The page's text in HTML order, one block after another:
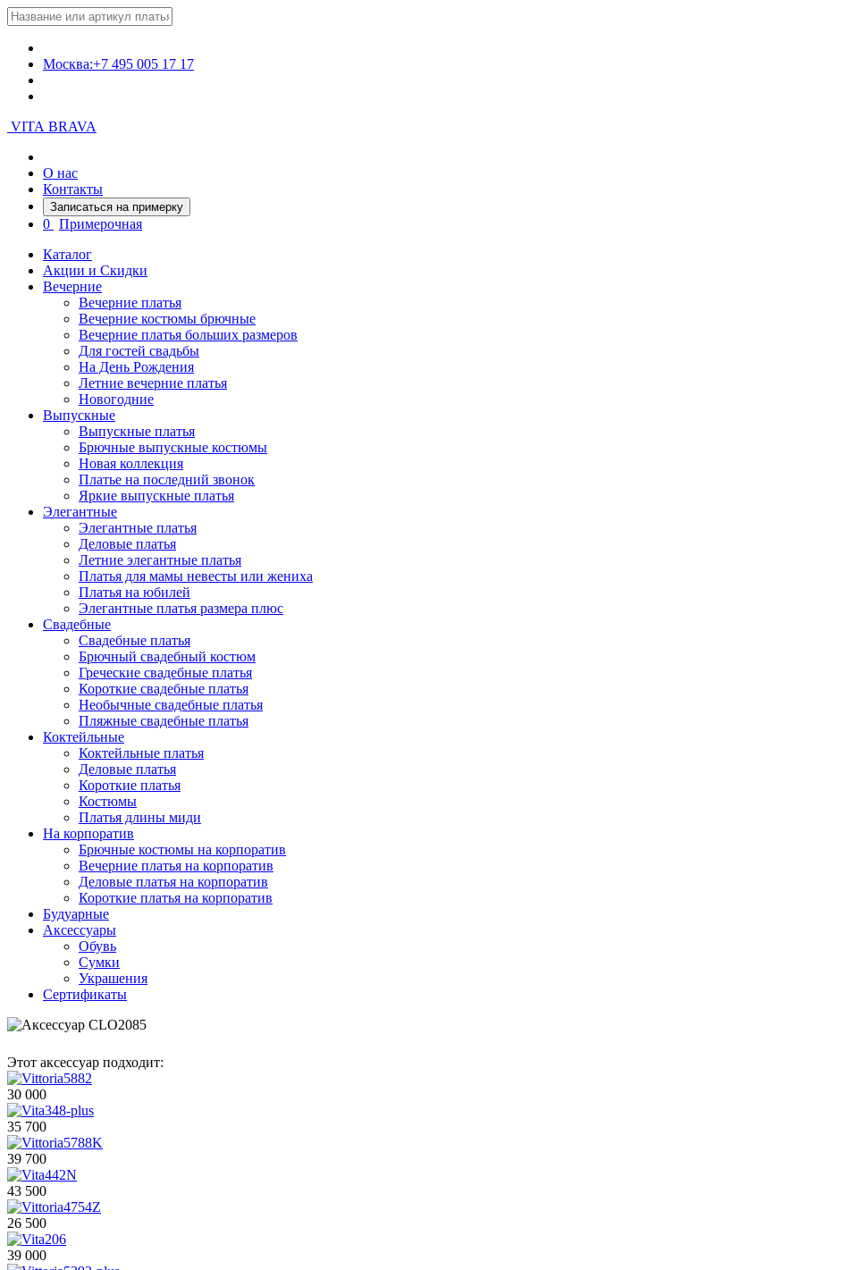
Москва:+7 495 005 17 17
VITA BRAVA
О нас
Контакты
Записаться на примерку
0 Примерочная
Каталог
Акции и Скидки
Вечерние
Вечерние платья
Вечерние костюмы брючные
Вечерние платья больших размеров
Для гостей свадьбы
На День Рождения
Летние вечерние платья
Новогодние
Выпускные
Выпускные платья
Брючные выпускные костюмы
Новая коллекция
Платье на последний звонок
Яркие выпускные платья
Элегантные
Элегантные платья
Деловые платья
Летние элегантные платья
Платья для мамы невесты или жениха
Платья на юбилей
Элегантные платья размера плюс
Свадебные
Свадебные платья
Брючный свадебный костюм
Греческие свадебные платья
Короткие свадебные платья
Необычные свадебные платья
Пляжные свадебные платья
Коктейльные
Коктейльные платья
Деловые платья
Короткие платья
Костюмы
Платья длины миди
На корпоратив
Брючные костюмы на корпоратив
Вечерние платья на корпоратив
Деловые платья на корпоратив
Короткие платья на корпоратив
Будуарные
Аксессуары
Обувь
Сумки
Украшения
Сертификаты
Этот аксессуар подходит:
30 000
35 700
39 700
43 500
26 500
39 000